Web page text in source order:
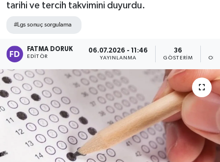
tarihi ve tercih takvimini duyurdu.
#Lgs sonuç sorgulama
FATMA DORUK
EDITÖR
06.07.2026 - 11:46
YAYINLANMA
36
GÖSTERIM